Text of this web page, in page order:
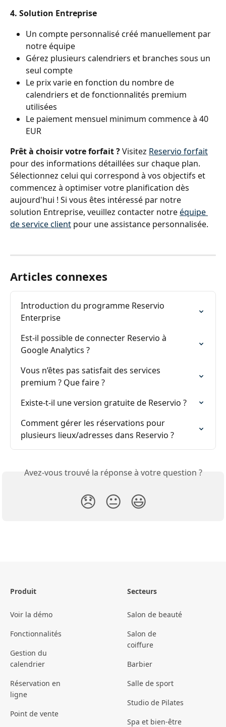
4. Solution Entreprise
Un compte personnalisé créé manuellement par
notre équipe
Gérez plusieurs calendriers et branches sous un
seul compte
Le prix varie en fonction du nombre de
calendriers et de fonctionnalités premium
utilisées
Le paiement mensuel minimum commence à 40
EUR
Prêt à choisir votre forfait ? Visitez Reservio forfait
pour des informations détaillées sur chaque plan.
Sélectionnez celui qui correspond à vos objectifs et
commencez à optimiser votre planification dès
aujourd'hui ! Si vous êtes intéressé par notre
solution Entreprise, veuillez contacter notre équipe
de service client pour une assistance personnalisée.
Articles connexes
Introduction du programme Reservio
Enterprise
Est-il possible de connecter Reservio à
Google Analytics ?
Vous n’êtes pas satisfait des services
premium ? Que faire ?
Existe-t-il une version gratuite de Reservio ?
Comment gérer les réservations pour
plusieurs lieux/adresses dans Reservio ?
Avez-vous trouvé la réponse à votre question ?
😞 😐 😃
Produit
Voir la démo
Fonctionnalités
Gestion du
calendrier
Réservation en
ligne
Point de vente
Secteurs
Salon de beauté
Salon de
coiffure
Barbier
Salle de sport
Studio de Pilates
Spa et bien-être